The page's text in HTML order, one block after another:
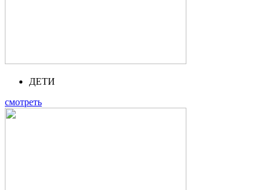
ДЕТИ
смотреть